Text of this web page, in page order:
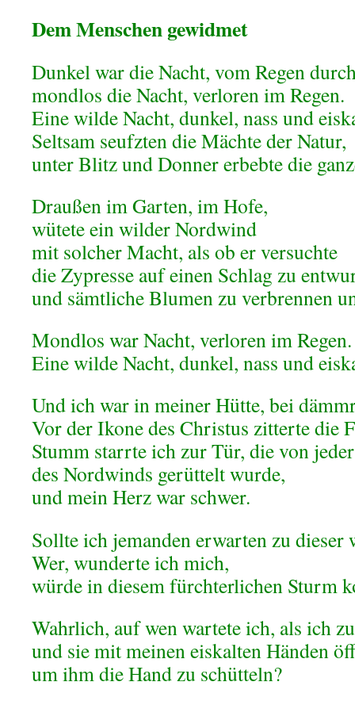
Dem Menschen gewidmet
Dunkel war die Nacht, vom Regen
mondlos die Nacht, verloren im Regen.
Eine wilde Nacht, dunkel, nass und
Seltsam seufzten die Mächte der Natur,
unter Blitz und Donner erbebte die
Draußen im Garten, im Hofe,
wütete ein wilder Nordwind
mit solcher Macht, als ob er versuchte
die Zypresse auf einen Schlag zu
und sämtliche Blumen zu verbrennen
Mondlos war Nacht, verloren im Regen.
Eine wilde Nacht, dunkel, nass und
Und ich war in meiner Hütte, bei
Vor der Ikone des Christus zitterte die
Stumm starrte ich zur Tür, die von
des Nordwinds gerüttelt wurde,
und mein Herz war schwer.
Sollte ich jemanden erwarten zu
Wer, wunderte ich mich,
würde in diesem fürchterlichen Sturm
Wahrlich, auf wen wartete ich, als ich
und sie mit meinen eiskalten Händen
um ihm die Hand zu schütteln?